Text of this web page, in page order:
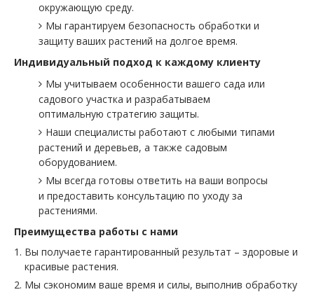
окружающую среду.
Мы гарантируем безопасность обработки и
защиту ваших растений на долгое время.
Индивидуальный подход к каждому клиенту
Мы учитываем особенности вашего сада или
садового участка и разрабатываем
оптимальную стратегию защиты.
Наши специалисты работают с любыми типами
растений и деревьев, а также садовым
оборудованием.
Мы всегда готовы ответить на ваши вопросы
и предоставить консультацию по уходу за
растениями.
Преимущества работы с нами
Вы получаете гарантированный результат – здоровые и
красивые растения.
Мы сэкономим ваше время и силы, выполнив обработку